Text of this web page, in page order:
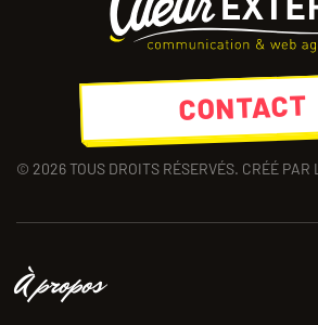
CONTACT
© 2026TOUS DROITS RÉSERVÉS. CRÉÉ PAR
À propos